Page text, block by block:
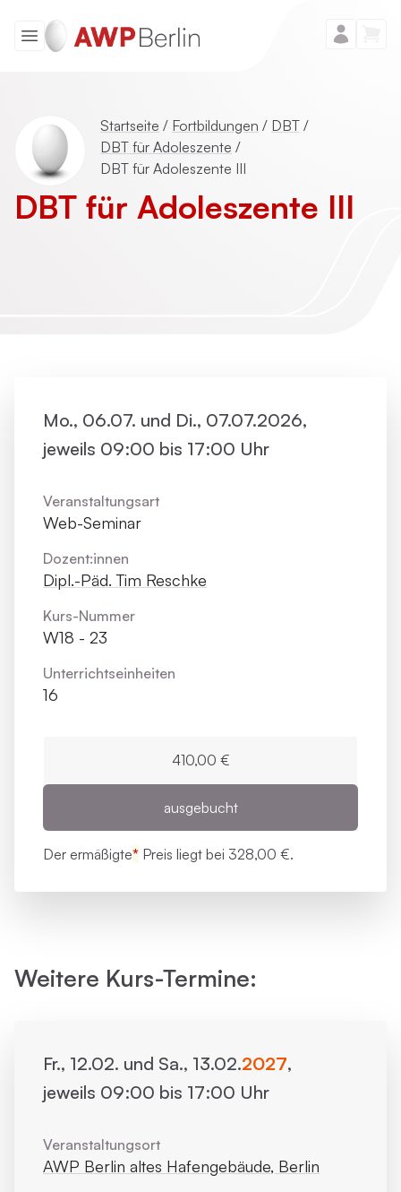
Startseite / Fortbildungen / DBT /
DBT für Adoleszente /
DBT für Adoleszente III
DBT für Adoleszente III
Mo., 06.07. und Di., 07.07.2026,
jeweils 09:00 bis 17:00 Uhr
Veranstaltungsart
Web-Seminar
Dozent:innen
Dipl.-Päd. Tim Reschke
Kurs-Nummer
W18 - 23
Unterrichts­einheiten
16
410,00 €
ausgebucht
Der ermäßigte* Preis liegt bei 328,00 €.
Weitere Kurs-Termine:
Fr., 12.02. und Sa., 13.02.2027,
jeweils 09:00 bis 17:00 Uhr
Veranstaltungsort
AWP Berlin altes Hafengebäude, Berlin